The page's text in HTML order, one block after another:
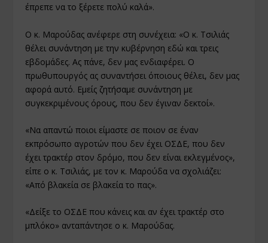
έπρεπε να το ξέρετε πολύ καλά».
Ο κ. Μαρούδας ανέφερε στη συνέχεια: «Ο κ. Τσιλιάς
θέλει συνάντηση με την κυβέρνηση εδώ και τρεις
εβδομάδες. Ας πάνε, δεν μας ενδιαφέρει. Ο
πρωθυπουργός ας συναντήσει όποιους θέλει, δεν μας
αφορά αυτό. Εμείς ζητήσαμε συνάντηση με
συγκεκριμένους όρους, που δεν έγιναν δεκτοί».
«Να απαντώ ποιοι είμαστε σε ποιον σε έναν
εκπρόσωπο αγροτών που δεν έχει ΟΣΔΕ, που δεν
έχει τρακτέρ στον δρόμο, που δεν είναι εκλεγμένος»,
είπε ο κ. Τσιλιάς, με τον κ. Μαρούδα να σχολιάζει:
«Από βλακεία σε βλακεία το πας».
«Δείξε το ΟΣΔΕ που κάνεις και αν έχει τρακτέρ στο
μπλόκο» ανταπάντησε ο κ. Μαρούδας.